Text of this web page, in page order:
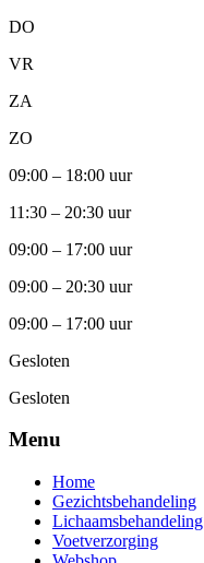
DO
VR
ZA
ZO
09:00 – 18:00 uur
11:30 – 20:30 uur
09:00 – 17:00 uur
09:00 – 20:30 uur
09:00 – 17:00 uur
Gesloten
Gesloten
Menu
Home
Gezichtsbehandeling
Lichaamsbehandeling
Voetverzorging